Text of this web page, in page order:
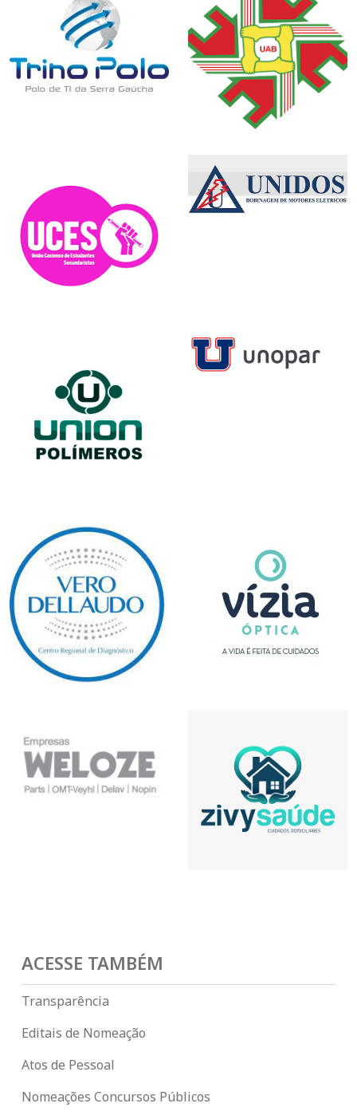
ACESSE TAMBÉM
Transparência
Editais de Nomeação
Atos de Pessoal
Nomeações Concursos Públicos